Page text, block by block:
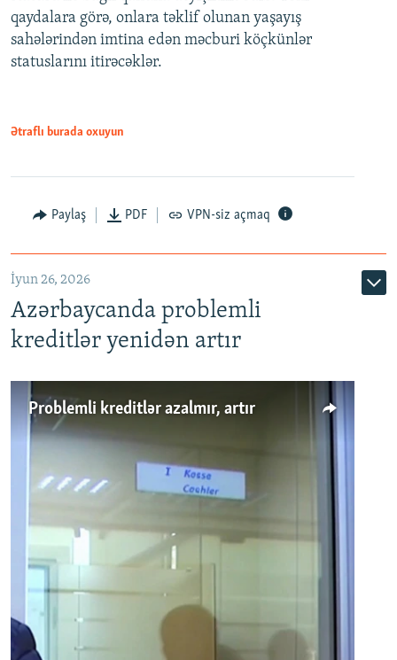
Auto 240p 360p 480p
720p 1080p
480p
720p
qaydalara görə, onlara təklif olunan yaşayış
sahələrindən imtina edən məcburi köçkünlər
statuslarını itirəcəklər.
Ətraflı burada oxuyun
Paylaş PDF VPN-siz açmaq
İyun 26, 2026
Azərbaycanda problemli
kreditlər yenidən artır
Problemli kreditlər azalmır, artır